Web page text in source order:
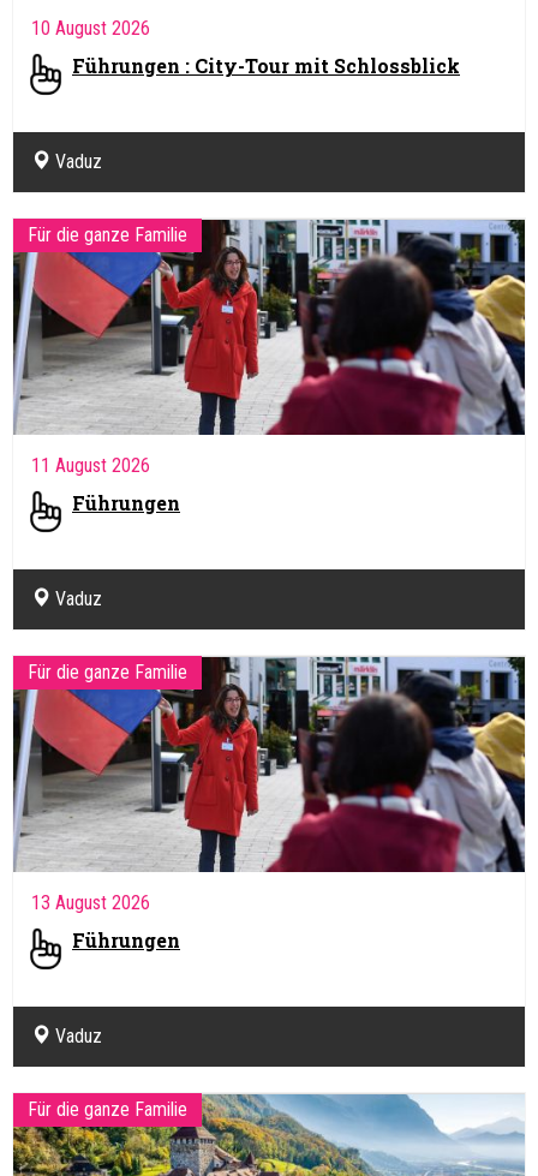
10 August 2026
Führungen : City-Tour mit Schlossblick
Vaduz
Für die ganze Familie
11 August 2026
Führungen
Vaduz
Für die ganze Familie
13 August 2026
Führungen
Vaduz
Für die ganze Familie